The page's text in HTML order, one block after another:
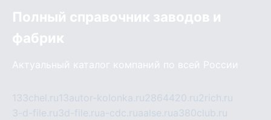
Полный справочник заводов и
фабрик
Актуальный каталог компаний по всей России
133chel.ru13autor-kolonka.ru2864420.ru2rich.ru
3-d-file.ru3d-file.rua-cdc.ruaalse.rua380club.ru